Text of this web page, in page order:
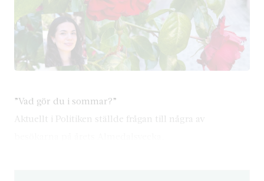
”Vad gör du i sommar?”
Aktuellt i Politiken ställde frågan till några av